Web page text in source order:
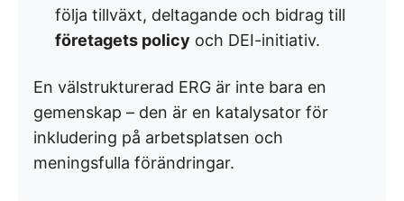
följa tillväxt, deltagande och bidrag till
företagets policy och DEI-initiativ.
En välstrukturerad ERG är inte bara en
gemenskap – den är en katalysator för
inkludering på arbetsplatsen och
meningsfulla förändringar.